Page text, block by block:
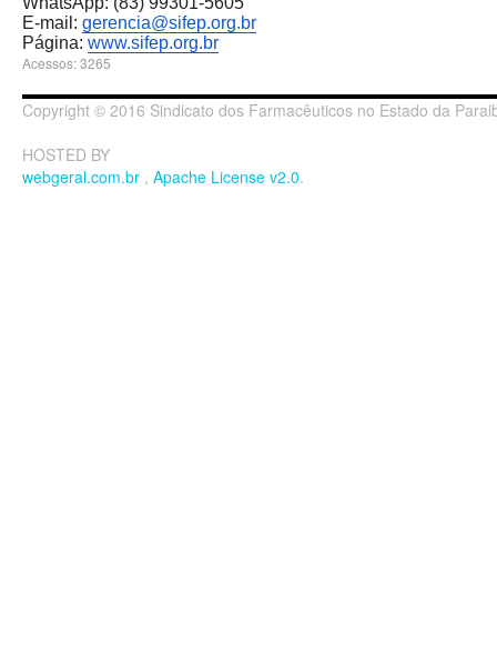
E-mail: gerencia@sifep.org.br
Página: www.sifep.org.br
Acessos: 3265
Copyright © 2016 Sindicato dos Farmacêuticos no Estado da
HOSTED BY
webgeral.com.br , Apache License v2.0.